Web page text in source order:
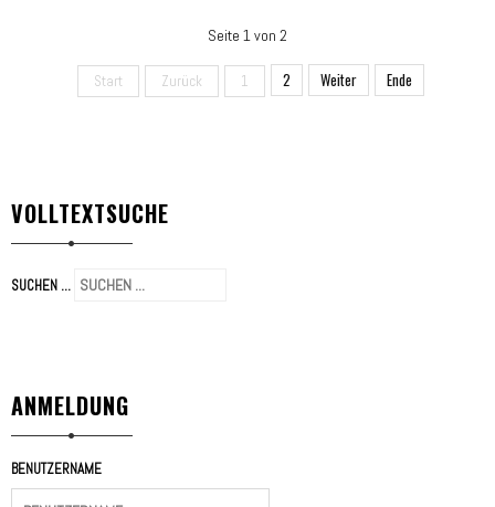
Seite 1 von 2
Start Zurück 1 2 Weiter Ende
VOLLTEXTSUCHE
SUCHEN ...
ANMELDUNG
BENUTZERNAME